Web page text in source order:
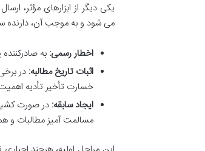
یکی دیگر از ابزارهای مؤثر،
می شود و به موجب آن، دارنده
اخطار رسمی: به
اثبات تاریخ مطالبه:در
خسارت تأخیر تأدیه
ایجاد سابقه: در صورت
مسالمت آمیز مطالبات و